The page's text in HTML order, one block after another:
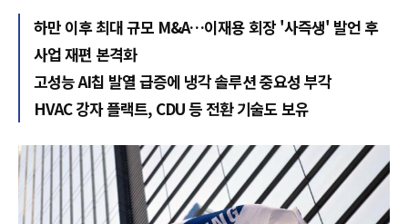
하만 이후 최대 규모 M&A…이재용 회장 '사즉생' 발언 후
사업 재편 본격화
고성능 AI칩 발열 급증에 냉각 솔루션 중요성 부각
HVAC 강자 플랙트, CDU 등 전환 기술도 보유